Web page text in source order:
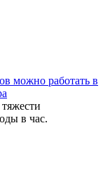
можно работать в
в час.